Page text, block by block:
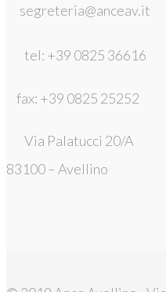
segreteria@anceav.it
tel: +39 0825 36616
fax: +39 0825 25252
Via Palatucci 20/A
83100 – Avellino